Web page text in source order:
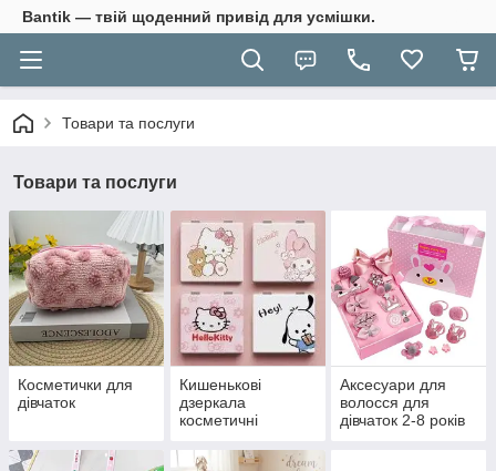
Bantik — твій щоденний привід для усмішки.
Товари та послуги
Товари та послуги
Косметички для
дівчаток
Кишенькові
дзеркала
косметичні
Аксесуари для
волосся для
дівчаток 2-8 років